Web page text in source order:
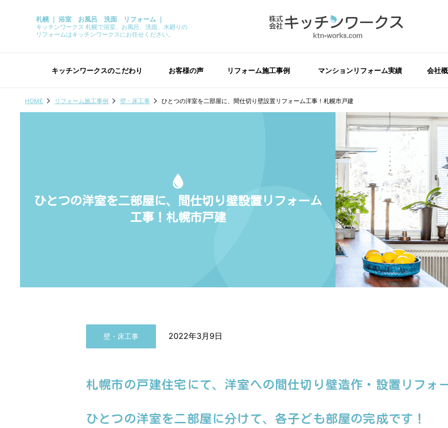
札幌 ｜ 浴室 お風呂 洗面 リフォーム ｜
キッチンワークス 札幌で浴室、お風呂、洗面、水廻りの
リフォームはキッチンワークスにお任せください。
キッチンワークスのこだわり お客様の声 リフォーム施工事例 マンションリフォーム実績 会社
HOME リフォーム施工事例 壁・床工事 ひとつの洋室を二部屋に、間仕切り壁設置リフォーム工事！札幌市戸建
ひとつの洋室を二部屋に、間仕切り壁設置リフォーム
工事！札幌市戸建
壁・床工事 2022年3月9日
札幌市の戸建住宅にて、洋室への間仕切り壁造作・設置リフォ
ひとつの洋室を二部屋に分けて、各子ども部屋の完成です！